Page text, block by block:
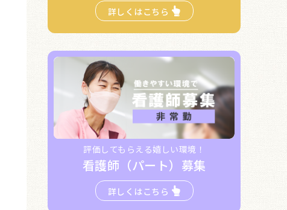
詳しくはこちら
評価してもらえる嬉しい環境！
看護師（パート）募集
詳しくはこちら